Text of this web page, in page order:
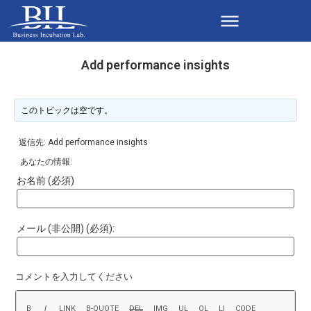
Add performance insights
このトピックは空です。
返信先: Add performance insights
あなたの情報:
お名前 (必須)
メール (非公開) (必須):